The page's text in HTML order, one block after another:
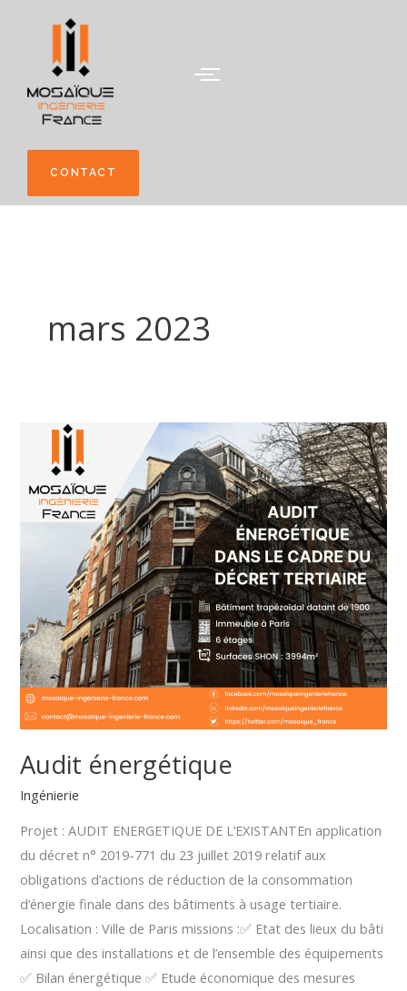
CONTACT
mars 2023
Audit énergétique
Ingénierie
Projet : AUDIT ENERGETIQUE DE L’EXISTANTEn application
du décret n° 2019-771 du 23 juillet 2019 relatif aux
obligations d’actions de réduction de la consommation
d’énergie finale dans des bâtiments à usage tertiaire.
Localisation : Ville de Paris missions :✅ Etat des lieux du bâti
ainsi que des installations et de l’ensemble des équipements
✅ Bilan énergétique ✅ Etude économique des mesures
énergétique